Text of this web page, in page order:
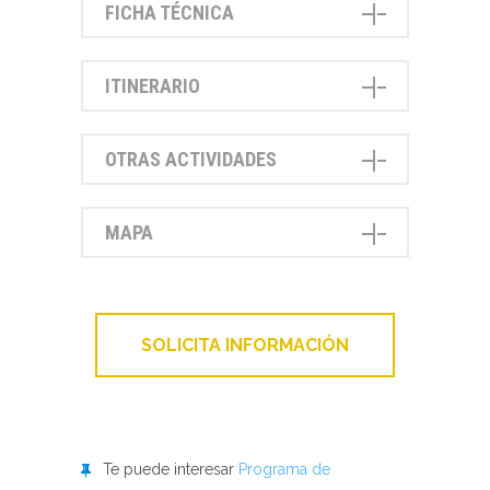
FICHA TÉCNICA
ITINERARIO
OTRAS ACTIVIDADES
MAPA
SOLICITA INFORMACIÓN
Te puede interesar Programa de